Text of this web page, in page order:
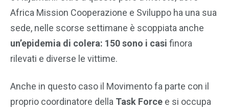
Africa Mission Cooperazione e Sviluppo ha una sua
sede, nelle scorse settimane è scoppiata anche
un’epidemia di colera: 150 sono i casi finora
rilevati e diverse le vittime.
Anche in questo caso il Movimento fa parte con il
proprio coordinatore della Task Force e si occupa